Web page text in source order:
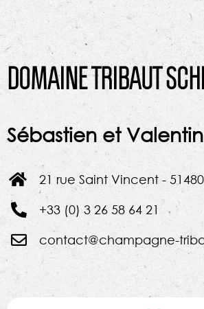
DOMAINE TRIBAUT
Sébastien et
21 rue Saint Vincent -
+33 (0) 3 26 58 64 21
contact@champagne-